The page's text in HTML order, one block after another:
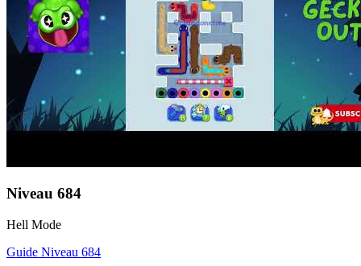
Niveau 684
Hell Mode
Guide Niveau 684